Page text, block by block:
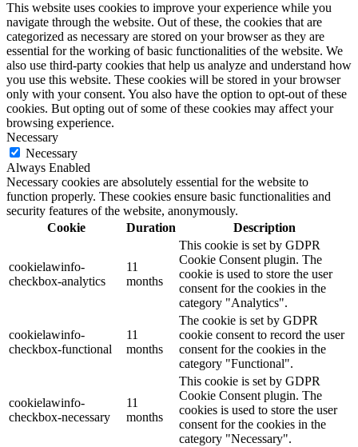
This website uses cookies to improve your experience while you
navigate through the website. Out of these, the cookies that are
categorized as necessary are stored on your browser as they are
essential for the working of basic functionalities of the website. We
also use third-party cookies that help us analyze and understand how
you use this website. These cookies will be stored in your browser
only with your consent. You also have the option to opt-out of these
cookies. But opting out of some of these cookies may affect your
browsing experience.
Necessary
Necessary
Always Enabled
Necessary cookies are absolutely essential for the website to
function properly. These cookies ensure basic functionalities and
security features of the website, anonymously.
Cookie
Duration Description
cookielawinfo-
checkbox-analytics
11
months
This cookie is set by GDPR
Cookie Consent plugin. The
cookie is used to store the user
consent for the cookies in the
category "Analytics".
cookielawinfo-
checkbox-functional
11
months
The cookie is set by GDPR
cookie consent to record the user
consent for the cookies in the
category "Functional".
cookielawinfo-
checkbox-necessary
11
months
This cookie is set by GDPR
Cookie Consent plugin. The
cookies is used to store the user
consent for the cookies in the
category "Necessary".